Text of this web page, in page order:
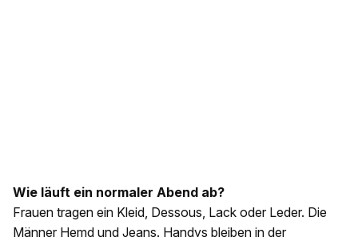
Wie läuft ein normaler Abend ab?
Frauen tragen ein Kleid, Dessous, Lack oder Leder. Die
Männer Hemd und Jeans. Handys bleiben in der